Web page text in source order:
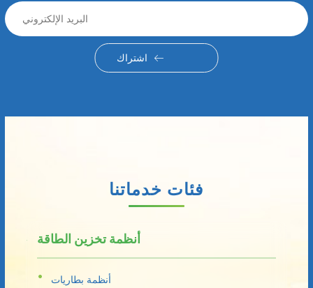
اشتراك
فئات خدماتنا
أنظمة تخزين الطاقة
أنظمة بطاريات